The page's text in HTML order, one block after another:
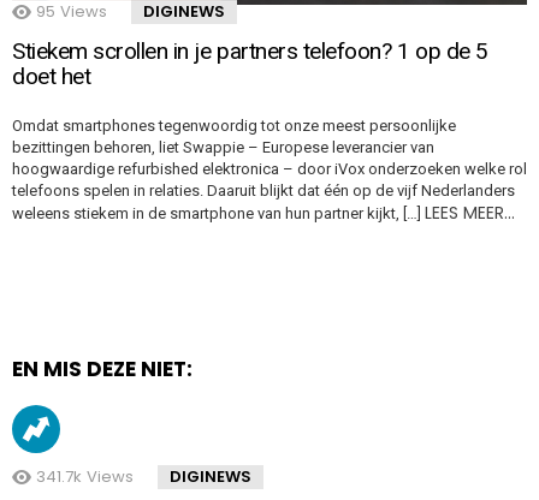
95 Views DIGINEWS
Stiekem scrollen in je partners telefoon? 1 op de 5
doet het
Omdat smartphones tegenwoordig tot onze meest persoonlijke
bezittingen behoren, liet Swappie – Europese leverancier van
hoogwaardige refurbished elektronica – door iVox onderzoeken welke rol
telefoons spelen in relaties. Daaruit blijkt dat één op de vijf Nederlanders
weleens stiekem in de smartphone van hun partner kijkt, […] LEES MEER…
EN MIS DEZE NIET:
341.7k Views DIGINEWS